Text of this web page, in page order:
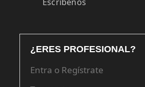
¿ERES PROFESIONAL?
Entra o Regístrate